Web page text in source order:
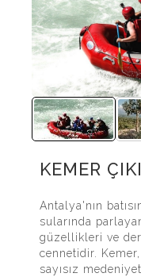
KEMER
Antalya'nın
sularında
güzellikleri ve
cennetidir.
sayısız